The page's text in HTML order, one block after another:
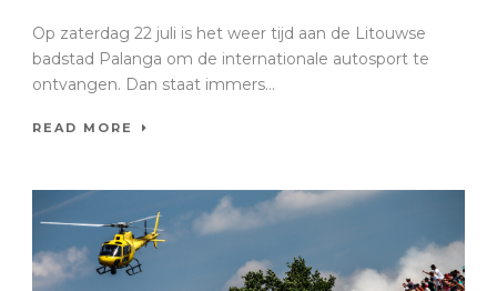
Op zaterdag 22 juli is het weer tijd aan de Litouwse
badstad Palanga om de internationale autosport te
ontvangen. Dan staat immers...
READ MORE